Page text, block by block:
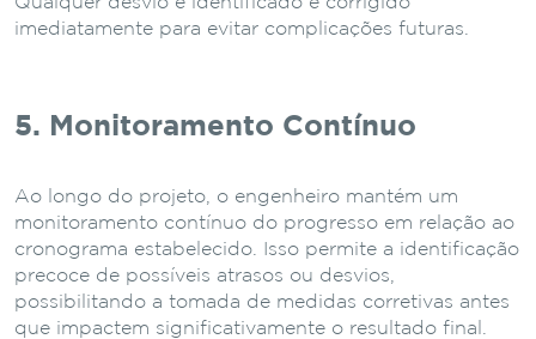
imediatamente para evitar complicações futuras.
5. Monitoramento Contínuo
Ao longo do projeto, o engenheiro mantém um
monitoramento contínuo do progresso em relação ao
cronograma estabelecido. Isso permite a identificação
precoce de possíveis atrasos ou desvios,
possibilitando a tomada de medidas corretivas antes
que impactem significativamente o resultado final.